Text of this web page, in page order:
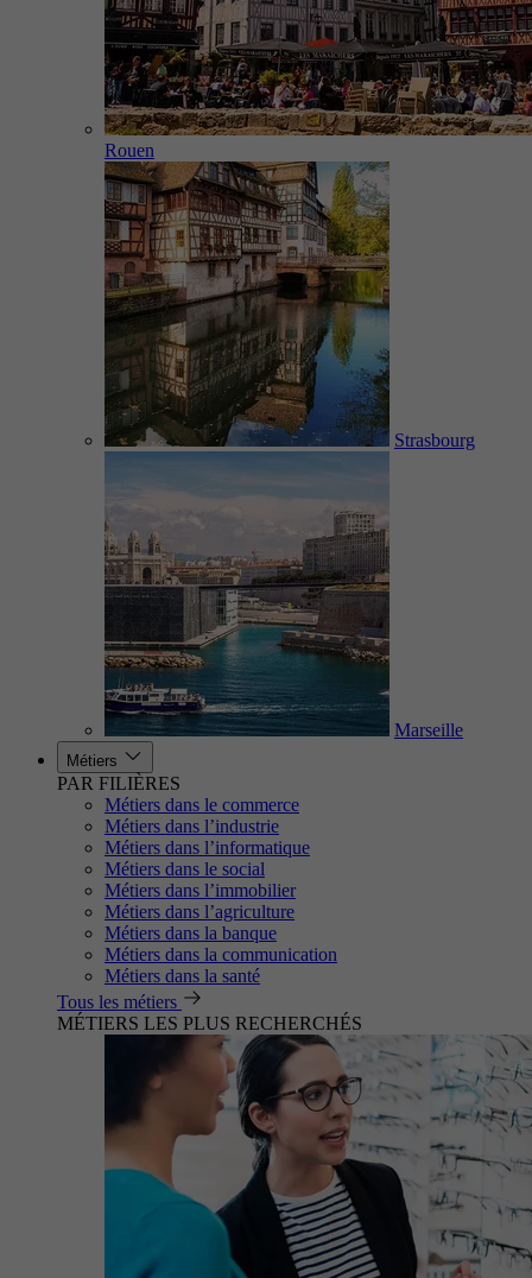
Rouen
Strasbourg
Marseille
Métiers
PAR FILIÈRES
Métiers dans le commerce
Métiers dans l’industrie
Métiers dans l’informatique
Métiers dans le social
Métiers dans l’immobilier
Métiers dans l’agriculture
Métiers dans la banque
Métiers dans la communication
Métiers dans la santé
Tous les métiers
MÉTIERS LES PLUS RECHERCHÉS